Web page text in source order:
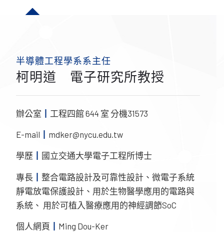
半導體工程學系系主任
柯明道 電子研究所教授
辦公室 工程四館 644 室 分機31573
E-mail mdker@nycu.edu.tw
學歷 國立交通大學電子工程所博士
專長
整合電路設計及可靠性設計、微電子系統
靜電放電保護設計、用於生物醫學應用的電路與
系統、 用於可植入醫療應用的神經調節SoC
個人網頁 Ming Dou-Ker